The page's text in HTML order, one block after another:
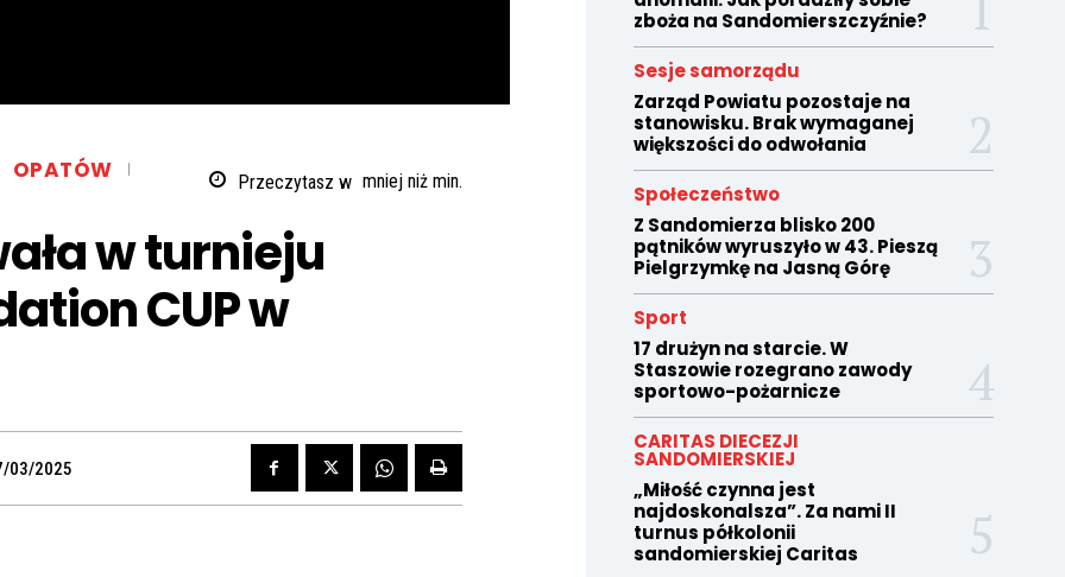
OPATÓW Przeczytasz w mniej niżmin.
w turnieju
CUP w
03/2025
zboża na Sandomierszczyźnie?
Sesje samorządu
Zarząd Powiatu pozostaje na
stanowisku. Brak wymaganej
większości do odwołania
Społeczeństwo
Z Sandomierza blisko 200
pątników wyruszyło w 43. Pieszą
Pielgrzymkę na Jasną Górę
Sport
17 drużyn na starcie. W
Staszowie rozegrano zawody
sportowo-pożarnicze
CARITAS DIECEZJI
SANDOMIERSKIEJ
„Miłość czynna jest
najdoskonalsza”. Za nami II
turnus półkolonii
sandomierskiej Caritas